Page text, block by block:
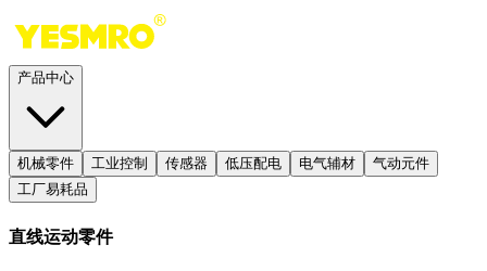
产品中心
机械零件 工业控制 传感器 低压配电 电气辅材
气动元件
工厂易耗品
直线运动零件